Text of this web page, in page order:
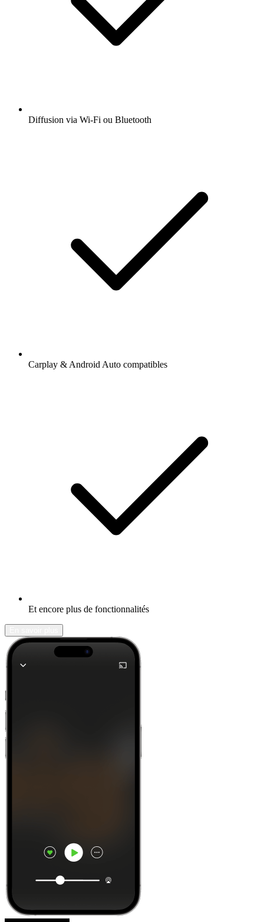
Diffusion via Wi-Fi ou Bluetooth
Carplay & Android Auto compatibles
Et encore plus de fonctionnalités